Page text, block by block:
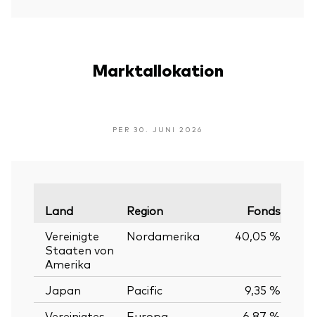
Marktallokation
PER 30. JUNI 2026
Land Region Fonds
Vereinigte
Staaten von
Amerika
Nordamerika 40,05 %
Japan Pacific
9,35 %